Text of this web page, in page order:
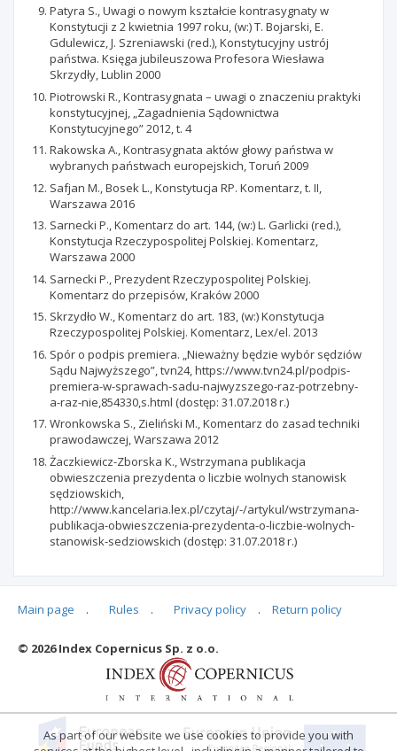
Patyra S., Uwagi o nowym kształcie kontrasygnaty w
Konstytucji z 2 kwietnia 1997 roku, (w:) T. Bojarski, E.
Gdulewicz, J. Szreniawski (red.), Konstytucyjny ustrój
państwa. Księga jubileuszowa Profesora Wiesława
Skrzydły, Lublin 2000
Piotrowski R., Kontrasygnata – uwagi o znaczeniu praktyki
konstytucyjnej, „Zagadnienia Sądownictwa
Konstytucyjnego” 2012, t. 4
Rakowska A., Kontrasygnata aktów głowy państwa w
wybranych państwach europejskich, Toruń 2009
Safjan M., Bosek L., Konstytucja RP. Komentarz, t. II,
Warszawa 2016
Sarnecki P., Komentarz do art. 144, (w:) L. Garlicki (red.),
Konstytucja Rzeczypospolitej Polskiej. Komentarz,
Warszawa 2000
Sarnecki P., Prezydent Rzeczypospolitej Polskiej.
Komentarz do przepisów, Kraków 2000
Skrzydło W., Komentarz do art. 183, (w:) Konstytucja
Rzeczypospolitej Polskiej. Komentarz, Lex/el. 2013
Spór o podpis premiera. „Nieważny będzie wybór sędziów
Sądu Najwyższego”, tvn24, https://www.tvn24.pl/podpis-
premiera-w-sprawach-sadu-najwyzszego-raz-potrzebny-
a-raz-nie,854330,s.html (dostęp: 31.07.2018 r.)
Wronkowska S., Zieliński M., Komentarz do zasad techniki
prawodawczej, Warszawa 2012
Żaczkiewicz-Zborska K., Wstrzymana publikacja
obwieszczenia prezydenta o liczbie wolnych stanowisk
sędziowskich,
http://www.kancelaria.lex.pl/czytaj/-/artykul/wstrzymana-
publikacja-obwieszczenia-prezydenta-o-liczbie-wolnych-
stanowisk-sedziowskich (dostęp: 31.07.2018 r.)
Articles quoting
Main page . Rules . Privacy policy . Return policy
© 2026 Index Copernicus Sp. z o.o.
As part of our website we use cookies to provide you with